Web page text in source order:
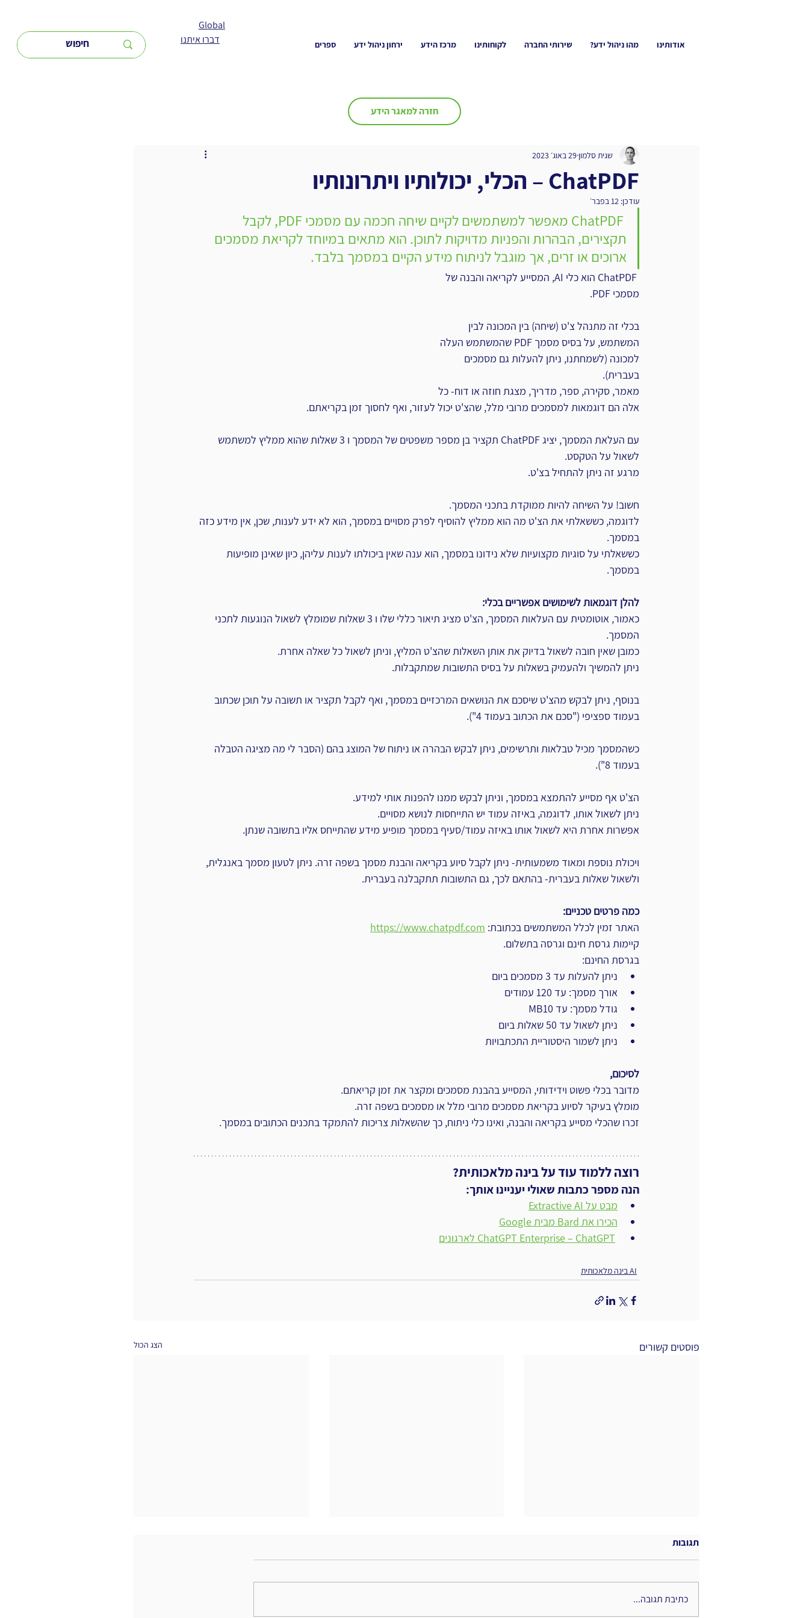
Global
אודותינו מהו ניהול ידע? שירותי החברה לקוחותינו מרכז הידע ירחון ניהול ידע ספרים דברו איתנו
חזרה למאגר הידע
ChatPDF – הכלי, יכולותיו ויתרונותיו
שגית סלמון 29 באוג׳ 2023
עודכן: 12 בפבר׳
ChatPDF מאפשר למשתמשים לקיים שיחה חכמה עם מסמכי PDF, לקבל
תקצירים, הבהרות והפניות מדויקות לתוכן. הוא מתאים במיוחד לקריאת מסמכים
ארוכים או זרים, אך מוגבל לניתוח מידע הקיים במסמך בלבד.
ChatPDF הוא כלי AI, המסייע לקריאה והבנה של
מסמכי PDF.
בכלי זה מתנהל צ'ט (שיחה) בין המכונה לבין
המשתמש, על בסיס מסמך PDF שהמשתמש העלה
למכונה (לשמחתנו, ניתן להעלות גם מסמכים
בעברית).
מאמר, סקירה, ספר, מדריך, מצגת חוזה או דוח- כל
אלה הם דוגמאות למסמכים מרובי מלל, שהצ'ט יכול לעזור, ואף לחסוך זמן בקריאתם.
עם העלאת המסמך, יציג ChatPDF תקציר בן מספר משפטים של המסמך ו 3 שאלות שהוא ממליץ למשתמש
לשאול על הטקסט.
מרגע זה ניתן להתחיל בצ'ט.
חשוב! על השיחה להיות ממוקדת בתכני המסמך.
לדוגמה, כששאלתי את הצ'ט מה הוא ממליץ להוסיף לפרק מסויים במסמך, הוא לא ידע לענות, שכן, אין מידע כזה
במסמך.
כששאלתי על סוגיות מקצועיות שלא נידונו במסמך, הוא ענה שאין ביכולתו לענות עליהן, כיון שאינן מופיעות
במסמך.
להלן דוגמאות לשימושים אפשריים בכלי:
כאמור, אוטומטית עם העלאות המסמך, הצ'ט מציג תיאור כללי שלו ו 3 שאלות שמומלץ לשאול הנוגעות לתכני
המסמך.
כמובן שאין חובה לשאול בדיוק את אותן השאלות שהצ'ט המליץ, וניתן לשאול כל שאלה אחרת.
ניתן להמשיך ולהעמיק בשאלות על בסיס התשובות שמתקבלות.
בנוסף, ניתן לבקש מהצ'ט שיסכם את הנושאים המרכזיים במסמך, ואף לקבל תקציר או תשובה על תוכן שכתוב
בעמוד ספציפי ("סכם את הכתוב בעמוד 4").
כשהמסמך מכיל טבלאות ותרשימים, ניתן לבקש הבהרה או ניתוח של המוצג בהם (הסבר לי מה מציגה הטבלה
בעמוד 8").
הצ'ט אף מסייע להתמצא במסמך, וניתן לבקש ממנו להפנות אותי למידע.
ניתן לשאול אותו, לדוגמה, באיזה עמוד יש התייחסות לנושא מסויים.
אפשרות אחרת היא לשאול אותו באיזה עמוד/סעיף במסמך מופיע מידע שהתייחס אליו בתשובה שנתן.
ויכולת נוספת ומאוד משמעותית- ניתן לקבל סיוע בקריאה והבנת מסמך בשפה זרה. ניתן לטעון מסמך באנגלית,
ולשאול שאלות בעברית- בהתאם לכך, גם התשובות תתקבלנה בעברית.
כמה פרטים טכניים:
האתר זמין לכלל המשתמשים בכתובת: https://www.chatpdf.com
קיימות גרסת חינם וגרסה בתשלום.
בגרסת החינם:
ניתן להעלות עד 3 מסמכים ביום
אורך מסמך: עד 120 עמודים
גודל מסמך: עד MB10
ניתן לשאול עד 50 שאלות ביום
ניתן לשמור היסטוריית התכתבויות
לסיכום,
מדובר בכלי פשוט וידידותי, המסייע בהבנת מסמכים ומקצר את זמן קריאתם.
מומלץ בעיקר לסיוע בקריאת מסמכים מרובי מלל או מסמכים בשפה זרה.
זכרו שהכלי מסייע בקריאה והבנה, ואינו כלי ניתוח, כך שהשאלות צריכות להתמקד בתכנים הכתובים במסמך.
רוצה ללמוד עוד על בינה מלאכותית?
הנה מספר כתבות שאולי יעניינו אותך:
מבט על Extractive AI
הכירו את Bard מבית Google
ChatGPT Enterprise – ChatGPT לארגונים
AI בינה מלאכותית
פוסטים קשורים הצג הכול
תגובות
כתיבת תגובה...